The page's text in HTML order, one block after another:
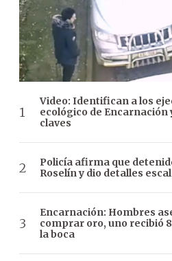
Video: Identifican a los
ecológico de
claves
Policía afirma que
Roselín y dio detalles
Encarnación: Hombres
comprar oro, uno recibió
la boca